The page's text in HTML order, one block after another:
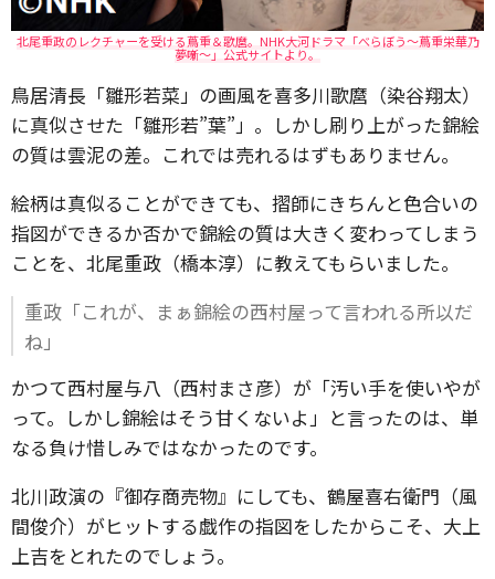
北尾重政のレクチャーを受ける蔦重＆歌麿。NHK大河ドラマ「べらぼう～蔦重栄華乃
夢噺～」公式サイトより。
鳥居清長「雛形若菜」の画風を喜多川歌麿（染谷翔太）
に真似させた「雛形若”葉”」。しかし刷り上がった錦絵
の質は雲泥の差。これでは売れるはずもありません。
絵柄は真似ることができても、摺師にきちんと色合いの
指図ができるか否かで錦絵の質は大きく変わってしまう
ことを、北尾重政（橋本淳）に教えてもらいました。
重政「これが、まぁ錦絵の西村屋って言われる所以だ
ね」
かつて西村屋与八（西村まさ彦）が「汚い手を使いやが
って。しかし錦絵はそう甘くないよ」と言ったのは、単
なる負け惜しみではなかったのです。
北川政演の『御存商売物』にしても、鶴屋喜右衛門（風
間俊介）がヒットする戯作の指図をしたからこそ、大上
上吉をとれたのでしょう。